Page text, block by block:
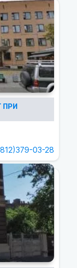
ПРИ
03-28